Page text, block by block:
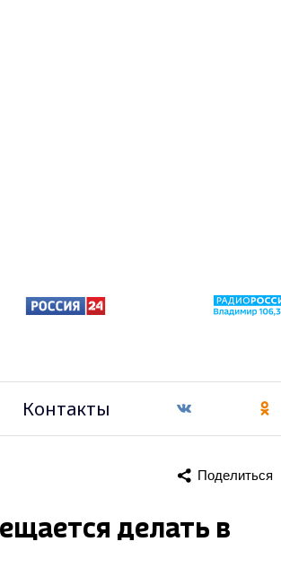
Контакты
Поделиться
делать в